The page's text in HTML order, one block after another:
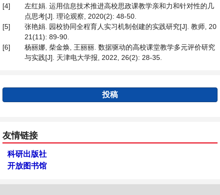
[4]
左红娟. 运用信息技术推进高校思政课教学亲和力和针对性的几
点思考[J]. 理论观察, 2020(2): 48-50.
[5]
张艳娟. 园校协同全程育人实习机制创建的实践研究[J]. 教师, 20
21(11): 89-90.
[6]
杨丽娜, 柴金焕, 王丽丽. 数据驱动的高校课堂教学多元评价研究
与实践[J]. 天津电大学报, 2022, 26(2): 28-35.
投稿
友情链接
科研出版社
开放图书馆